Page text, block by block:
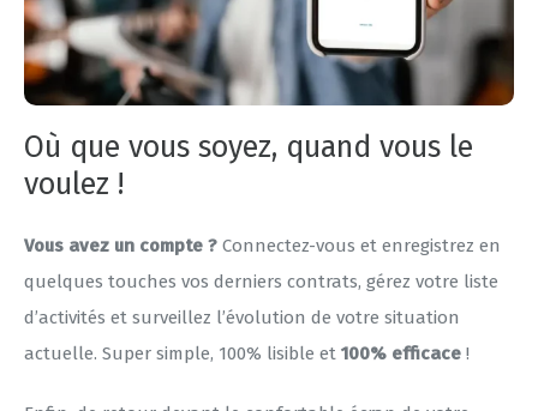
Où que vous soyez, quand vous le
voulez !
Vous avez un compte ? Connectez-vous et enregistrez en
quelques touches vos derniers contrats, gérez votre liste
d’activités et surveillez l’évolution de votre situation
actuelle. Super simple, 100% lisible et 100% efficace !